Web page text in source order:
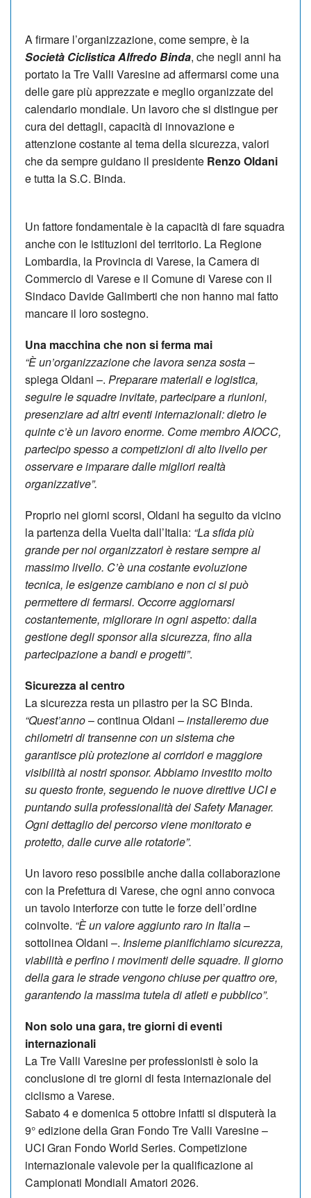
A firmare l’organizzazione, come sempre, è la
Società Ciclistica Alfredo Binda, che negli anni ha
portato la Tre Valli Varesine ad affermarsi come una
delle gare più apprezzate e meglio organizzate del
calendario mondiale. Un lavoro che si distingue per
cura dei dettagli, capacità di innovazione e
attenzione costante al tema della sicurezza, valori
che da sempre guidano il presidente Renzo Oldani
e tutta la S.C. Binda.
Un fattore fondamentale è la capacità di fare squadra
anche con le istituzioni del territorio. La Regione
Lombardia, la Provincia di Varese, la Camera di
Commercio di Varese e il Comune di Varese con il
Sindaco Davide Galimberti che non hanno mai fatto
mancare il loro sostegno.
Una macchina che non si ferma mai
“È un’organizzazione che lavora senza sosta–
spiega Oldani –. Preparare materiali e logistica,
seguire le squadre invitate, partecipare a riunioni,
presenziare ad altri eventi internazionali: dietro le
quinte c’è un lavoro enorme. Come membro AIOCC,
partecipo spesso a competizioni di alto livello per
osservare e imparare dalle migliori realtà
organizzative”.
Proprio nei giorni scorsi, Oldani ha seguito da vicino
la partenza della Vuelta dall’Italia: “La sfida più
grande per noi organizzatori è restare sempre al
massimo livello. C’è una costante evoluzione
tecnica, le esigenze cambiano e non ci si può
permettere di fermarsi. Occorre aggiornarsi
costantemente, migliorare in ogni aspetto: dalla
gestione degli sponsor alla sicurezza, fino alla
partecipazione a bandi e progetti”.
Sicurezza al centro
La sicurezza resta un pilastro per la SC Binda.
“Quest’anno– continua Oldani – installeremo due
chilometri di transenne con un sistema che
garantisce più protezione ai corridori e maggiore
visibilità ai nostri sponsor. Abbiamo investito molto
su questo fronte, seguendo le nuove direttive UCI e
puntando sulla professionalità dei Safety Manager.
Ogni dettaglio del percorso viene monitorato e
protetto, dalle curve alle rotatorie”.
Un lavoro reso possibile anche dalla collaborazione
con la Prefettura di Varese, che ogni anno convoca
un tavolo interforze con tutte le forze dell’ordine
coinvolte. “È un valore aggiunto raro in Italia–
sottolinea Oldani –. Insieme pianifichiamo sicurezza,
viabilità e perfino i movimenti delle squadre. Il giorno
della gara le strade vengono chiuse per quattro ore,
garantendo la massima tutela di atleti e pubblico”.
Non solo una gara, tre giorni di eventi
internazionali
La Tre Valli Varesine per professionisti è solo la
conclusione di tre giorni di festa internazionale del
ciclismo a Varese.
Sabato 4 e domenica 5 ottobre infatti si disputerà la
9° edizione della Gran Fondo Tre Valli Varesine –
UCI Gran Fondo World Series. Competizione
internazionale valevole per la qualificazione ai
Campionati Mondiali Amatori 2026.